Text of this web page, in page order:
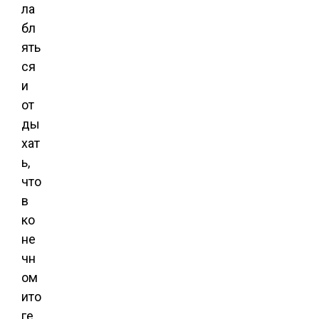
ла
бл
ять
ся
и
от
ды
хат
ь,
что
в
ко
не
чн
ом
ито
ге